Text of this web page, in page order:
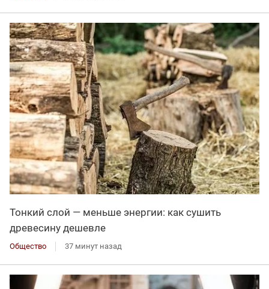
Тонкий слой — меньше энергии: как сушить
древесину дешевле
Общество 37 минут назад